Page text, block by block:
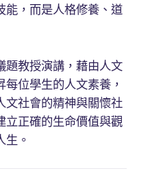
能，而是人格修養、道
題教授演講，藉由人文
位學生的人文素養，
文社會的精神與關懷社
立正確的生命價值與觀
生。